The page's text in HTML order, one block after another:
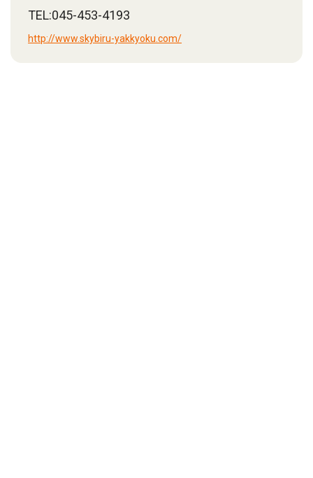
TEL:045-453-4193
http://www.skybiru-yakkyoku.com/